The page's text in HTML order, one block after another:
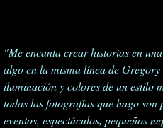
"Me encanta crear historias en
algo en la misma línea de
iluminación y colores de un estilo
todas las fotografías que hago
eventos, espectáculos, pequeños